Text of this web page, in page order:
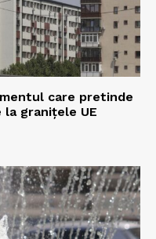
care pretinde
granițele UE